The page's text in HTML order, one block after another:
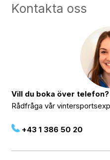
Kontakta oss
Vill du boka över telefon?
Rådfråga vår
+43 1 386 50 20